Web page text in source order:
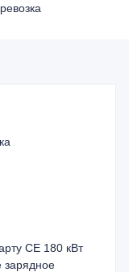
CE 180 кВт
зарядное